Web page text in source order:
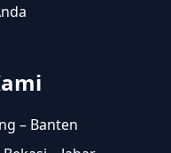
– Banten